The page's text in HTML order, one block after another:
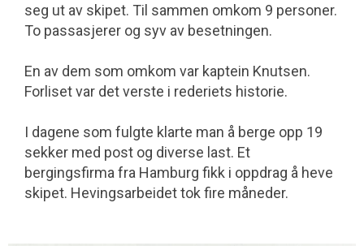
seg ut av skipet. Til sammen omkom 9 personer.
To passasjerer og syv av besetningen.
En av dem som omkom var kaptein Knutsen.
Forliset var det verste i rederiets historie.
I dagene som fulgte klarte man å berge opp 19
sekker med post og diverse last. Et
bergingsfirma fra Hamburg fikk i oppdrag å heve
skipet. Hevingsarbeidet tok fire måneder.